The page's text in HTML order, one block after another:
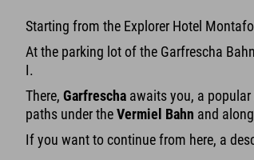
Starting from the Explorer Hotel
At the parking lot of the Garfrescha
I.
There, Garfrescha awaits you, a
paths under theVermiel Bahn and
If you want to continue from here, a